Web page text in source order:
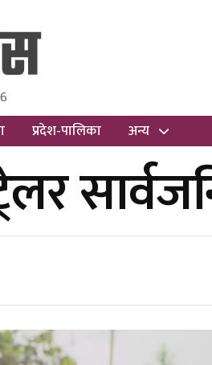
प्रदेश-पालिका अन्य